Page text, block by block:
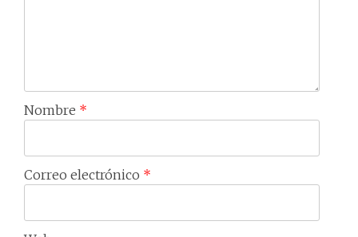
Nombre *
Correo electrónico *